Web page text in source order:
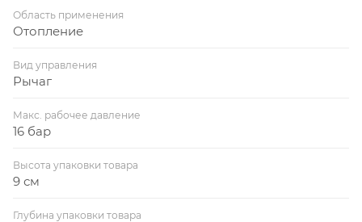
Область применения
Отопление
Вид управления
Рычаг
Макс. рабочее давление
16 бар
Высота упаковки товара
9 см
Глубина упаковки товара